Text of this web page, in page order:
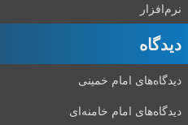
نرم‌افزار
دیدگاه‌
دیدگاه‌های امام خمینی
دیدگاه‌های امام خامنه‌ای